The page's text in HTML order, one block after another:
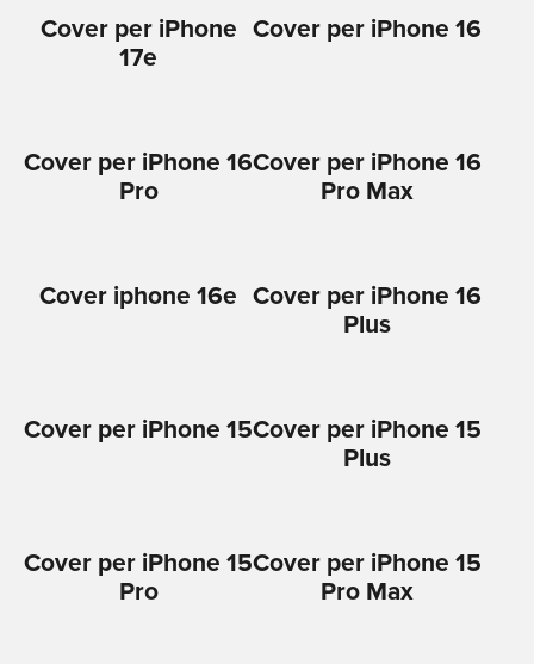
Cover per iPhone
17e
Cover per iPhone 16
Cover per iPhone 16
Pro
Cover per iPhone 16
Pro Max
Cover iphone 16e Cover per iPhone 16
Plus
Cover per iPhone 15Cover per iPhone 15
Plus
Cover per iPhone 15
Pro
Cover per iPhone 15
Pro Max